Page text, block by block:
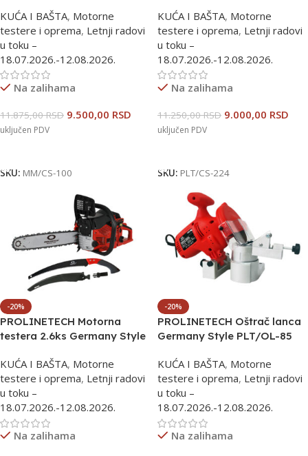
KUĆA I BAŠTA, Motorne
testere i oprema, Letnji radovi
u toku –
18.07.2026.-12.08.2026.
Na zalihama
11.875,00RSD 9.500,00 RSD
uključen PDV
SKU: MM/CS-100
KUĆA I BAŠTA, Motorne
testere i oprema, Letnji radovi
u toku –
18.07.2026.-12.08.2026.
Na zalihama
11.250,00RSD 9.000,00 RSD
uključen PDV
SKU: PLT/CS-224
-20%
PROLINETECH Motorna
testera 2.6ks Germany Style
KUĆA I BAŠTA, Motorne
testere i oprema, Letnji radovi
u toku –
18.07.2026.-12.08.2026.
Na zalihama
-20%
PROLINETECH Oštrač lanca
Germany Style PLT/OL-85
KUĆA I BAŠTA, Motorne
testere i oprema, Letnji radovi
u toku –
18.07.2026.-12.08.2026.
Na zalihama